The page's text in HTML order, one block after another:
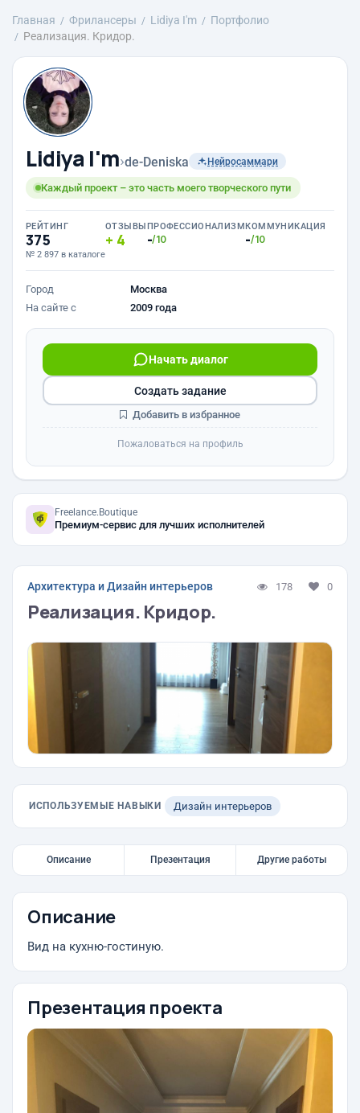
Главная Фрилансеры Lidiya I'm
Портфолио
Реализация. Кридор.
Lidiya I'm›de-Deniska Нейросаммари
Каждый проект – это часть моего творческого пути
РЕЙТИНГ
375
№ 2 897 в каталоге
ОТЗЫВЫ
4
ПРОФЕССИОНАЛИЗМ
-/10
КОММУНИКАЦИЯ
-/10
Город
Москва
На сайте с
2009 года
Начать диалог
Создать задание
Добавить в избранное
Пожаловаться на профиль
Freelance.Boutique
Премиум-сервис для лучших исполнителей
Архитектура и Дизайн интерьеров 178 0
Реализация. Кридор.
ИСПОЛЬЗУЕМЫЕ НАВЫКИ Дизайн интерьеров
Описание Презентация Другие работы
Описание
Вид на кухню-гостиную.
Презентация проекта